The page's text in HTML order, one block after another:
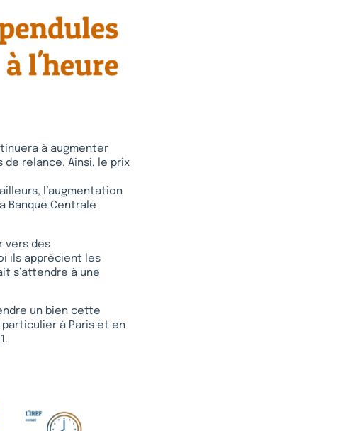
à augmenter
relance. Ainsi, le prix
l’augmentation
Banque Centrale
vers des
ils apprécient les
s’attendre à une
un bien cette
particulier à Paris et en